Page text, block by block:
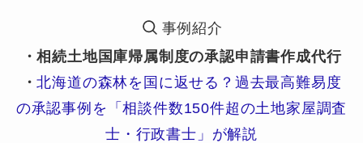
事例紹介
・相続土地国庫帰属制度の承認申請書作成代行
・北海道の森林を国に返せる？過去最高難易度
の承認事例を「相談件数150件超の土地家屋調査
士・行政書士」が解説